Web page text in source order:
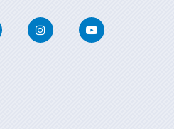
Twitter InstagramYoutube